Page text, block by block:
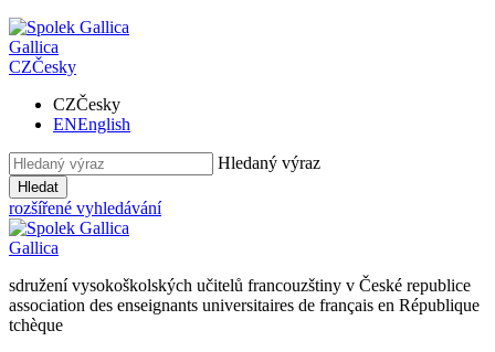
Gallica
CZČesky
CZČesky
ENEnglish
Hledaný výraz
Hledat
rozšířené vyhledávání
Gallica
sdružení vysokoškolských učitelů francouzštiny v České republice
association des enseignants universitaires de français en République
tchèque